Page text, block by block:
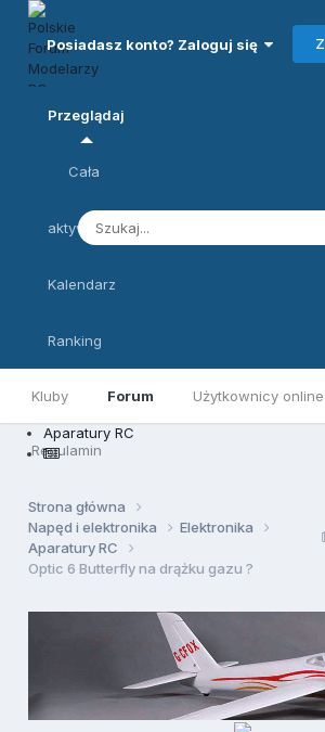
Posiadasz konto? Zaloguj się
Przeglądaj
Kluby Forum Użytkownicy online
Regulamin
Cała
aktywność
Kalendarz
Ranking
Aparatury RC
Strona główna
Napęd i elektronika
Elektronika
Aparatury RC
Optic 6 Butterfly na drążku gazu ?